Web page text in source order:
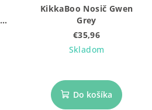
KikkaBoo Nosič Gwen
Grey
€35,96
Skladom
Do košíka